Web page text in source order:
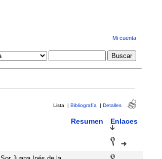
Mi cuenta
Lista | Bibliografía | Detalles
Resumen Enlaces